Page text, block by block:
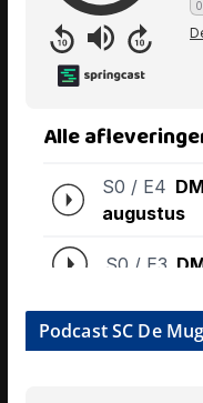
Podcast SC De